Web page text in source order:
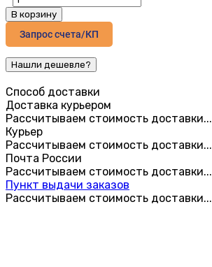
В корзину
Запрос счета/КП
Способ доставки
Доставка курьером
Рассчитываем стоимость доставки...
Курьер
Рассчитываем стоимость доставки...
Почта России
Рассчитываем стоимость доставки...
Пункт выдачи заказов
Рассчитываем стоимость доставки...